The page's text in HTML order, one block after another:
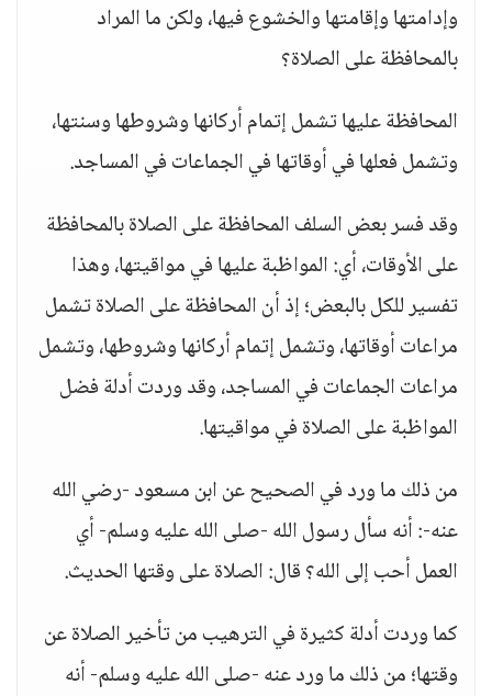
وإدامتها وإقامتها والخشوع فيها، ولكن ما المراد
بالمحافظة على الصلاة؟
المحافظة عليها تشمل إتمام أركانها وشروطها وسنتها،
وتشمل فعلها في أوقاتها في الجماعات في المساجد.
وقد فسر بعض السلف المحافظة على الصلاة بالمحافظة
على الأوقات، أي: المواظبة عليها في مواقيتها، وهذا
تفسير للكل بالبعض؛ إذ أن المحافظة على الصلاة تشمل
مراعات أوقاتها، وتشمل إتمام أركانها وشروطها، وتشمل
مراعات الجماعات في المساجد، وقد وردت أدلة فضل
المواظبة على الصلاة في مواقيتها.
من ذلك ما ورد في الصحيح عن ابن مسعود -رضي الله
عنه-: أنه سأل رسول الله -صلى الله عليه وسلم- أي
العمل أحب إلى الله؟ قال: الصلاة على وقتها الحديث.
كما وردت أدلة كثيرة في الترهيب من تأخير الصلاة عن
وقتها؛ من ذلك ما ورد عنه -صلى الله عليه وسلم- أنه